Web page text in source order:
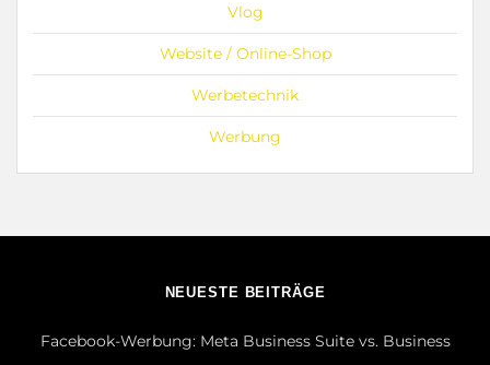
Vlog
Website / Online-Shop
Werbetechnik
Werbung
NEUESTE BEITRÄGE
Facebook-Werbung: Meta Business Suite vs. Business